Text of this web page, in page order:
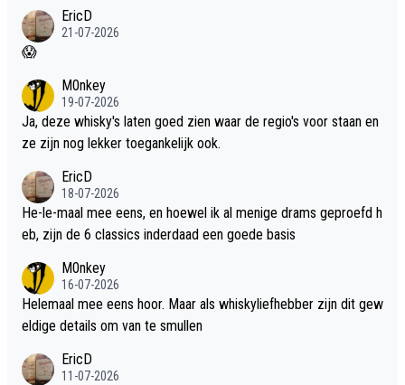
EricD
21-07-2026
😱
M0nkey
19-07-2026
Ja, deze whisky's laten goed zien waar de regio's voor staan en
ze zijn nog lekker toegankelijk ook.
EricD
18-07-2026
He-le-maal mee eens, en hoewel ik al menige drams geproefd h
eb, zijn de 6 classics inderdaad een goede basis
M0nkey
16-07-2026
Helemaal mee eens hoor. Maar als whiskyliefhebber zijn dit gew
eldige details om van te smullen
EricD
11-07-2026